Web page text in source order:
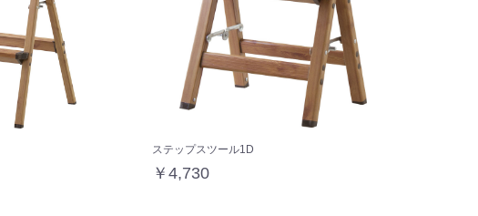
ステップスツール1D
￥4,730